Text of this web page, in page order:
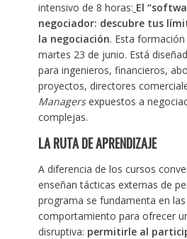
intensivo de 8 horas: El
negociador: descubre tus
la negociación. Esta
martes 23 de junio. Está
para ingenieros, financieros,
proyectos, directores
Managersexpuestos a
complejas.
LA RUTA DE APRENDIZAJE
A diferencia de los cursos
enseñan tácticas externas de
programa se fundamenta en las
comportamiento para ofrecer
disruptiva: permitirle al